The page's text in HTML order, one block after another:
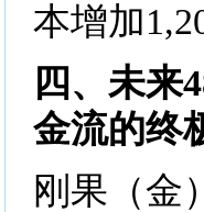
本增加
四、未来
金流的终
刚果（金